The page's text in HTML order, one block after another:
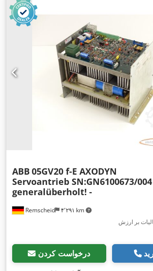
Remscheid ۴٬۲۹۱ km
ABB 05GV20 f-E AXODYN
Servoantrieb SN:GN6100673/
generalüberholt! -
بر ارزش
درخواست کردن